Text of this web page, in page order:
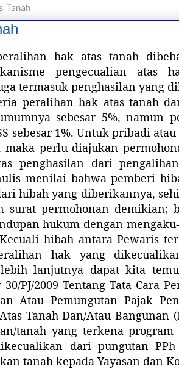
Tanah
hak atas tanah
pengecualian atas
termasuk penghasilan yang
peralihan hak atas tanah
sebesar 5%, namun
sebesar 1%. Untuk pribadi
perlu diajukan
penghasilan dari
menilai bahwa pemberi
hibah yang diberikannya,
surat permohonan demikian;
hukum dengan
hibah antara Pewaris
hak yang
lebih lanjutnya dapat kita
PJ/2009 Tentang Tata Cara
Atau Pemungutan Pajak
Tanah Dan/Atau Bangunan
tanah yang terkena program
dari pungutan
tanah kepada Yayasan dan